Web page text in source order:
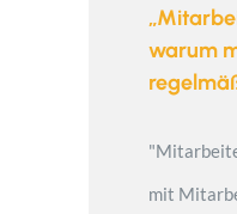
warum
mit